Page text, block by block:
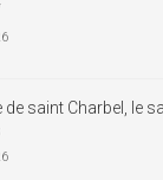
de saint Charbel, le